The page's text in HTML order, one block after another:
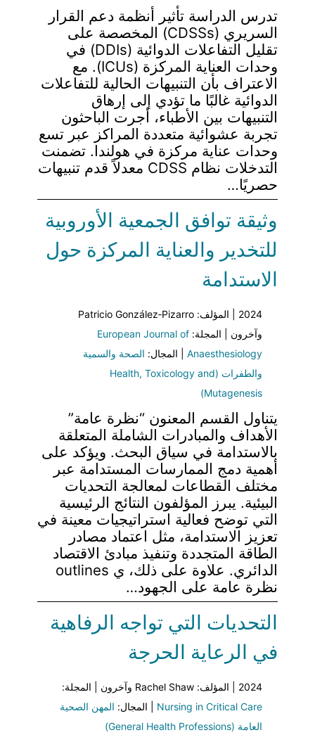
تدرس الدراسة تأثير أنظمة دعم القرار
السريري (CDSSs) المخصصة على
تقليل التفاعلات الدوائية (DDIs) في
وحدات العناية المركزة (ICUs). مع
الاعتراف بأن التنبيهات الحالية للتفاعلات
الدوائية غالبًا ما تؤدي إلى إرهاق
التنبيهات بين الأطباء، أجرت الباحثون
تجربة عشوائية متعددة المراكز عبر تسع
وحدات عناية مركزة في هولندا. تضمنت
التدخلات نظام CDSS معدلاً قدم تنبيهات
حصريًا…
وثيقة توافق الجمعية الأوروبية
للتخدير والعناية المركزة حول
الاستدامة
2024 | المؤلف: Patricio González‐Pizarro
وآخرون | المجلة:European Journal of
Anaesthesiology | المجال: الصحة والسمية
والطفرات (Health, Toxicology and
Mutagenesis)
يتناول القسم المعنون “نظرة عامة”
الأهداف والمبادرات الشاملة المتعلقة
بالاستدامة في سياق البحث. ويؤكد على
أهمية دمج الممارسات المستدامة عبر
مختلف القطاعات لمعالجة التحديات
البيئية. يبرز المؤلفون النتائج الرئيسية
التي توضح فعالية استراتيجيات معينة في
تعزيز الاستدامة، مثل اعتماد مصادر
الطاقة المتجددة وتنفيذ مبادئ الاقتصاد
الدائري. علاوة على ذلك، ي outlines
نظرة عامة على الجهود…
التحديات التي تواجه الرفاهية
في الرعاية الحرجة
2024 | المؤلف: Rachel Shaw وآخرون | المجلة:
Nursing in Critical Care | المجال: المهن الصحية
العامة (General Health Professions)